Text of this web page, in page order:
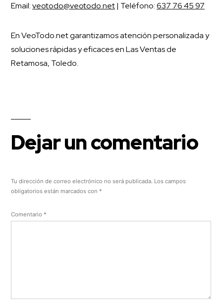
Email:veotodo@veotodo.net| Teléfono:637 76 45 97
En VeoTodo.net garantizamos atención personalizada y
soluciones rápidas y eficaces en Las Ventas de
Retamosa, Toledo.
Dejar un comentario
Tu dirección de correo electrónico no será publicada. Los campos
obligatorios están marcados con *
Comentario *